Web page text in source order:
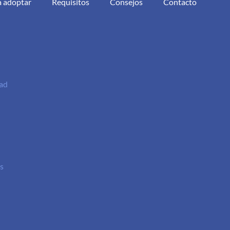
adoptar Requisitos Consejos Contacto